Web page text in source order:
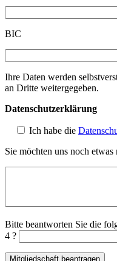
BIC
Ihre Daten werden
an Dritte weitergegeben.
Datenschutzerklärung
Ich habe die
Sie möchten uns noch
Bitte beantworten Sie die
4 ?